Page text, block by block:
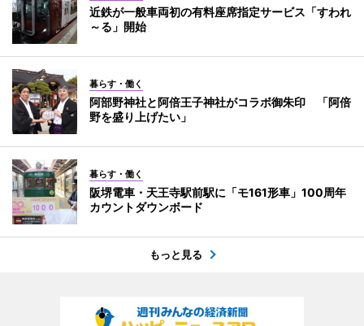
近鉄が一般車両初の有料座席指定サービス「すわれ
～る」開始
暮らす・働く
阿部野神社と阿倍王子神社がコラボ御朱印 「阿倍
野を盛り上げたい」
暮らす・働く
阪堺電車・天王寺駅前駅に「モ161形車」100周年
カウントダウンボード
もっと見る